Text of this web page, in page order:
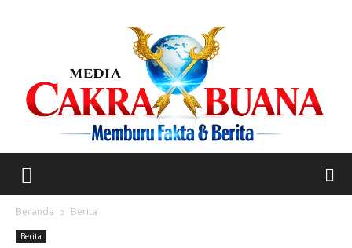
Beranda Berita
Berita